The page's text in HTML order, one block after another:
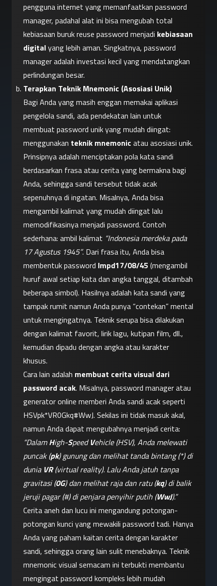
pengguna internet yang memanfaatkan password
manager, padahal alat ini bisa mengubah total
kebiasaan buruk reuse password menjadi kebiasaan
digital yang lebih aman. Singkatnya, password
manager adalah investasi kecil yang mendatangkan
perlindungan besar.
Terapkan Teknik Mnemonic (Asosiasi Unik)
Bagi Anda yang masih enggan memakai aplikasi
pengelola sandi, ada pendekatan lain untuk
membuat password unik yang mudah diingat:
menggunakan teknik mnemonic atau asosiasi unik.
Prinsipnya adalah menciptakan pola kata sandi
berdasarkan frasa atau cerita yang bermakna bagi
Anda, sehingga sandi tersebut tidak acak
sepenuhnya di ingatan. Misalnya, Anda bisa
mengambil kalimat yang mudah diingat lalu
memodifikasinya menjadi password. Contoh
sederhana: ambil kalimat “Indonesia merdeka pada
17 Agustus 1945”. Dari frasa itu, Anda bisa
membentuk password Impd17/08/45 (mengambil
huruf awal setiap kata dan angka tanggal, ditambah
beberapa simbol). Hasilnya adalah kata sandi yang
tampak rumit namun Anda punya “contekan” mental
untuk mengingatnya. Teknik serupa bisa dilakukan
dengan kalimat favorit, lirik lagu, kutipan film, dll.,
kemudian dipadu dengan angka atau karakter
khusus.
Cara lain adalah membuat cerita visual dari
password acak. Misalnya, password manager atau
generator online memberi Anda sandi acak seperti
HSVpk*VR0Gkq#WwJ. Sekilas ini tidak masuk akal,
“Dalam High-Speed Vehicle (HSV), Anda melewati
puncak (pk) gunung dan melihat tanda bintang (*) di
dunia VR (virtual reality). Lalu Anda jatuh tanpa
gravitasi (0G) dan melihat raja dan ratu (kq) di balik
jeruji pagar (#) di penjara penyihir putih (WwJ).”
Cerita aneh dan lucu ini mengandung potongan-
potongan kunci yang mewakili password tadi. Hanya
Anda yang paham kaitan cerita dengan karakter
sandi, sehingga orang lain sulit menebaknya. Teknik
mnemonic visual semacam ini terbukti membantu
mengingat password kompleks lebih mudah